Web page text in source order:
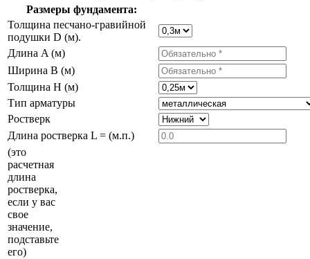
Размеры фундамента:
Толщина песчано-гравийной
подушки D (м).
Длина A (м)
Ширина B (м)
Толщина H (м)
Тип арматуры
Ростверк
Длина ростверка L = (м.п.)
(это
расчетная
длина
ростверка,
если у вас
свое
значение,
подставьте
его)